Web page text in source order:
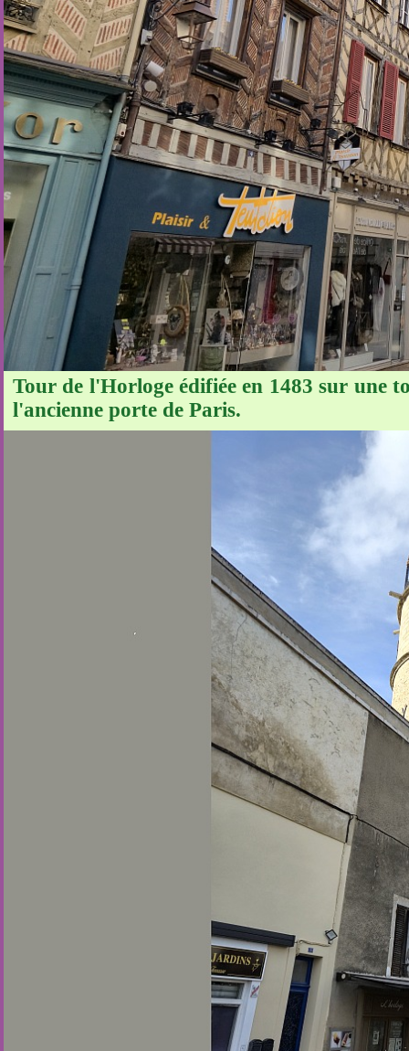
Tour de l'Horloge édifiée en 1483 sur une
l'ancienne porte de Paris.